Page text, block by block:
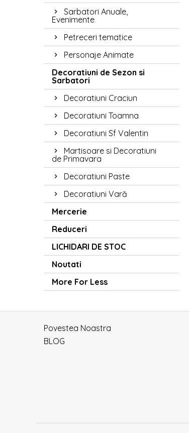
Sarbatori Anuale,
Evenimente
Petreceri tematice
Personaje Animate
Decoratiuni de Sezon si
Sarbatori
Decoratiuni Craciun
Decoratiuni Toamna
Decoratiuni Sf Valentin
Martisoare si Decoratiuni
de Primavara
Decoratiuni Paste
Decoratiuni Vară
Mercerie
Reduceri
LICHIDARI DE STOC
Noutati
More For Less
Povestea Noastra
BLOG